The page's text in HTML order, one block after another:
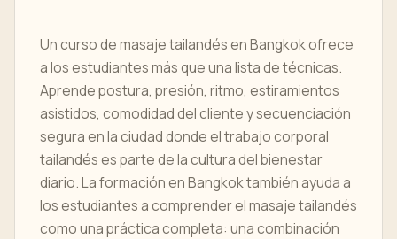
Un curso de masaje tailandés en Bangkok ofrece
a los estudiantes más que una lista de técnicas.
Aprende postura, presión, ritmo, estiramientos
asistidos, comodidad del cliente y secuenciación
segura en la ciudad donde el trabajo corporal
tailandés es parte de la cultura del bienestar
diario. La formación en Bangkok también ayuda a
los estudiantes a comprender el masaje tailandés
como una práctica completa: una combinación